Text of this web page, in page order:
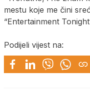
mestu koje me čini
“Entertainment
Podijeli vijest na: